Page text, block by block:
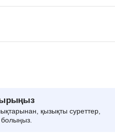
қызықты суреттер,